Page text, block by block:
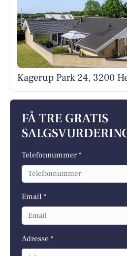
Kagerup Park 24, 3200
FÅ TRE GRATIS
Telefonnummer *
Email *
Adresse *